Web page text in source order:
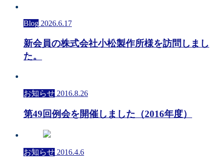
Blog 2026.6.17
新会員の株式会社小松製作所様を訪問しまし
た。
お知らせ 2016.8.26
第49回例会を開催しました（2016年度）
お知らせ 2016.4.6